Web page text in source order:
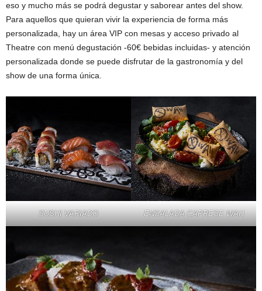
eso y mucho más se podrá degustar y saborear antes del show.
Para aquellos que quieran vivir la experiencia de forma más
personalizada, hay un área VIP con mesas y acceso privado al
Theatre con menú degustación -60€ bebidas incluidas- y atención
personalizada donde se puede disfrutar de la gastronomía y del
show de una forma única.
SUSHI VARIADO ENSALADA CAPRESE WAH